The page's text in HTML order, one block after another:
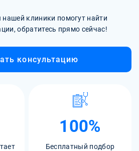
клиники помогут найти
обратитесь прямо сейчас!
консультацию
100%
Бесплатный подбор